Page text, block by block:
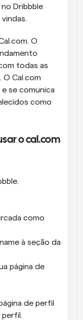
Dribbble
O
todas as
O Cal.com
se comunica
como
o cal.com
como
à seção da
página de
de perfil
perfil.